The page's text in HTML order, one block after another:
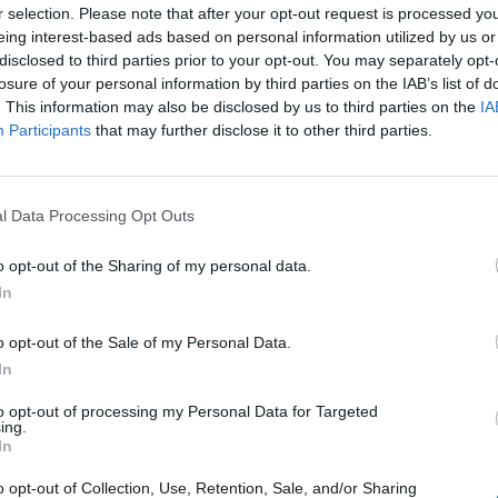
selection. Please note that after your opt-out request is processed
interest-based ads based on personal information utilized by us
to third parties prior to your opt-out. You may separately
of your personal information by third parties on the IAB’s list of
This information may also be disclosed by us to third parties on the
Participants that may further disclose it to other third parties.
Data Processing Opt Outs
opt-out of the Sharing of my personal data.
opt-out of the Sale of my Personal Data.
opt-out of processing my Personal Data for Targeted
opt-out of Collection, Use, Retention, Sale, and/or Sharing
evra. Porabljenih je bilo27.344 evrov,
nakup hrane in osnovnih življenjskih
Ob koncu leta je bilo na podračunu za
je rezultat usklajenega delovanja različnih institucij in
delo Savinjsko-šaleška, Rdečemu križu Slovenije
prijateljev mladine Velenje ter Župnijski Karitas
v stiski.